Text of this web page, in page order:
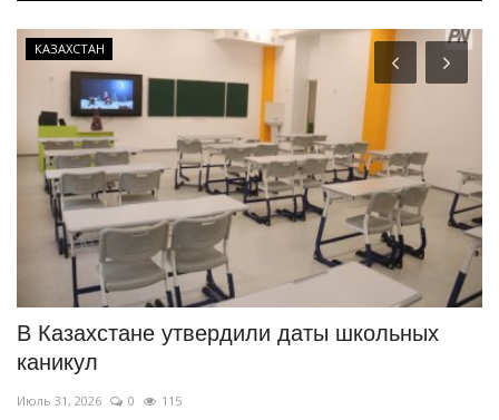
КАЗАХСТАН
В Казахстане утвердили даты школьных
каникул
Июль 31, 2026 0 115